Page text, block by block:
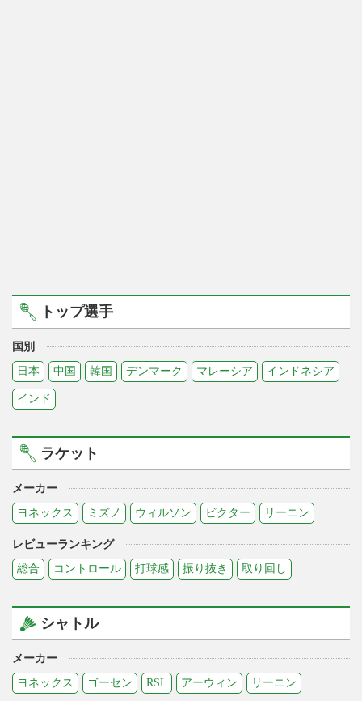
トップ選手
国別
日本
中国 韓国 デンマーク マレーシア インドネシア
インド
ラケット
メーカー
ヨネックス
ミズノ ウィルソン ビクター リーニン
レビューランキング
総合
コントロール 打球感 振り抜き 取り回し
シャトル
メーカー
ヨネックス
ゴーセン RSL アーウィン リーニン